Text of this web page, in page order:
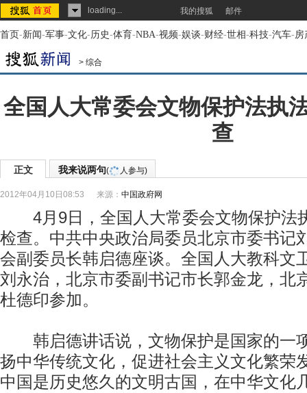
loading... 我的搜狐 邮件
首页-新闻-军事-文化-历史-体育-NBA-视频-娱谈-财经-世相-科技-汽车-房
> 综合
全国人大常委会文物保护法执
查
正文 我来说两句( 人参与)
2012年04月10日08:53 来源： 中国政府网
4月9日，全国人大常委会文物保护法
检查。中共中央政治局委员北京市委书记
会副委员长韩启德座谈。全国人大教科文
刘永治，北京市委副书记市长郭金龙，北
杜德印参加。
韩启德讲话说，文物保护是国家的一
扬中华传统文化，促进社会主义文化繁荣
中国是历史悠久的文明古国，在中华文化